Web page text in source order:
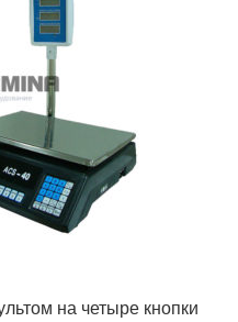
на четыре кнопки